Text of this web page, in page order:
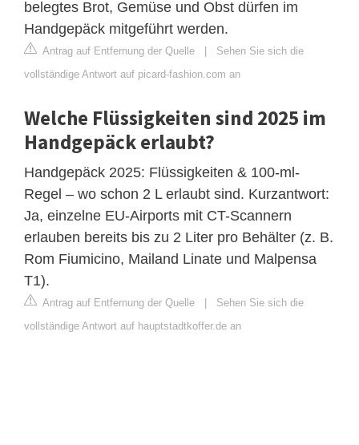
belegtes Brot, Gemüse und Obst dürfen im
Handgepäck mitgeführt werden.
Antrag auf Entfernung der Quelle | Sehen Sie sich die
vollständige Antwort auf picard-fashion.com an
Welche Flüssigkeiten sind 2025 im
Handgepäck erlaubt?
Handgepäck 2025: Flüssigkeiten & 100-ml-
Regel – wo schon 2 L erlaubt sind. Kurzantwort:
Ja, einzelne EU-Airports mit CT-Scannern
erlauben bereits bis zu 2 Liter pro Behälter (z. B.
Rom Fiumicino, Mailand Linate und Malpensa
T1).
Antrag auf Entfernung der Quelle | Sehen Sie sich die
vollständige Antwort auf hauptstadtkoffer.de an